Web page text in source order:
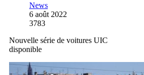
News
6 août 2022
3783
Nouvelle série de voitures UIC
disponible